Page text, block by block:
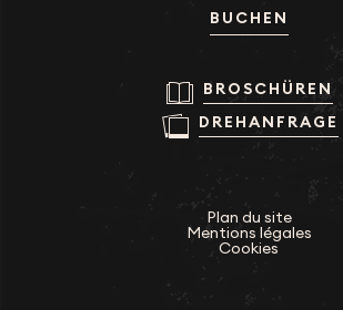
BUCHEN
BROSCHÜREN
DREHANFRAGE
Plan du site
Mentions légales
Cookies